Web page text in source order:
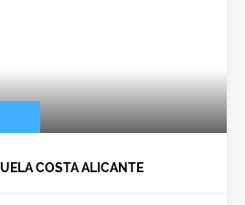
COSTA ALICANTE